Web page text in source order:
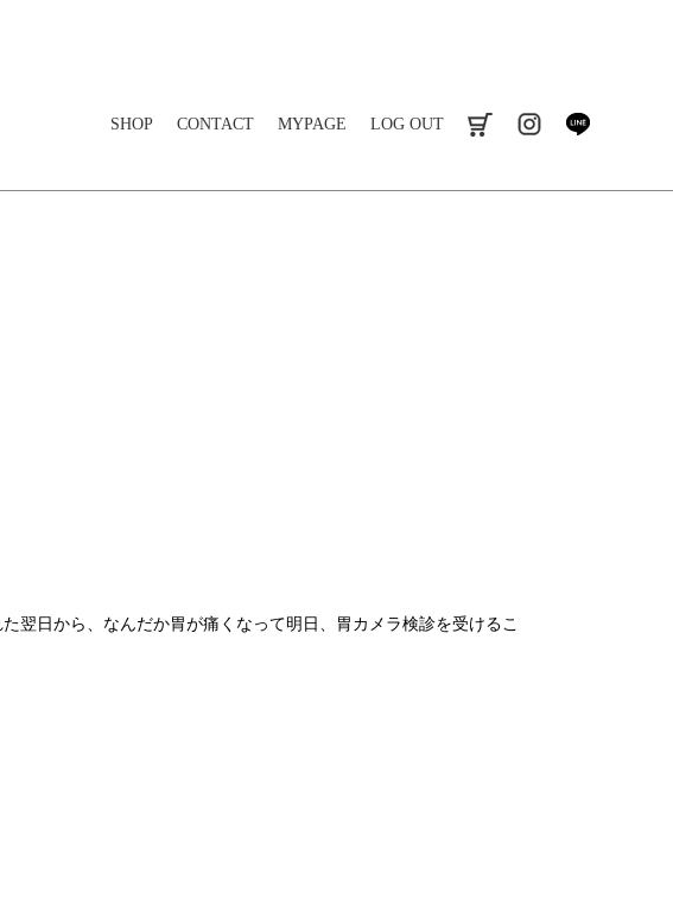
SHOP CONTACT MYPAGE LOG OUT instagram
翌日から、なんだか胃が痛くなって明日、胃カメラ検診を受けるこ